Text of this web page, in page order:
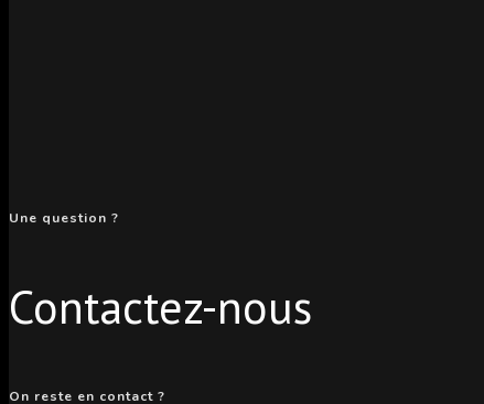
Une question ?
Contactez-nous
On reste en contact ?